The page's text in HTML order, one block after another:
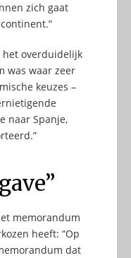
zich gaat
het overduidelijk
was waar zeer
keuzes –
naar Spanje,
memorandum
heeft: “Op
dat